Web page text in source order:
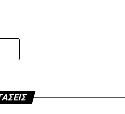
στο 21’ χωρίς